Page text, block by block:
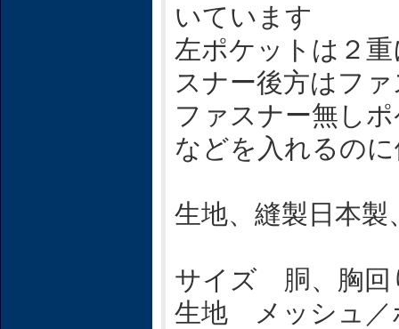
いています
左ポケットは２
スナー後方はフ
ファスナー無し
などを入れるの
生地、縫製日本
サイズ 胴、胸回
生地 メッシュ／